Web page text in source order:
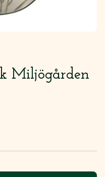
Miljögården